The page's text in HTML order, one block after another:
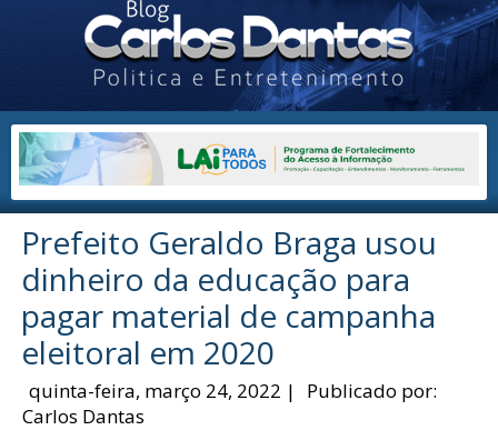
Prefeito Geraldo Braga usou
dinheiro da educação para
pagar material de campanha
eleitoral em 2020
quinta-feira, março 24, 2022 |
Publicado por:
Carlos Dantas